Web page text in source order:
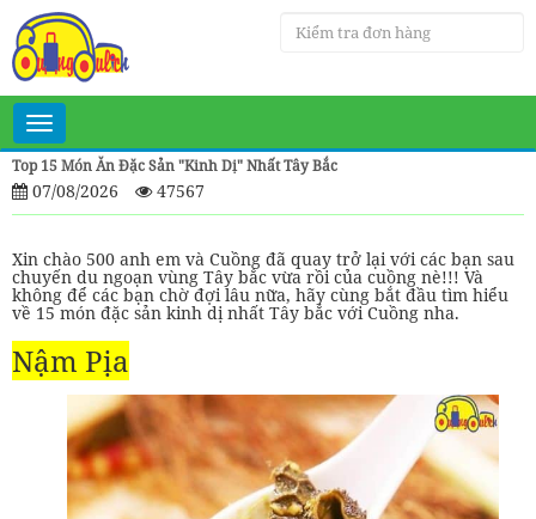
Toggle
navigation
Top 15 Món Ăn Đặc Sản "kinh Dị" Nhất Tây Bắc
07/08/2026 47567
Xin chào 500 anh em và Cuồng đã quay trở lại với các bạn sau
chuyến du ngoạn vùng Tây bắc vừa rồi của cuồng nè!!! Và
không để các bạn chờ đợi lâu nữa, hãy cùng bắt đầu tìm hiểu
về 15 món đặc sản kinh dị nhất Tây bắc với Cuồng nha.
Nậm Pịa